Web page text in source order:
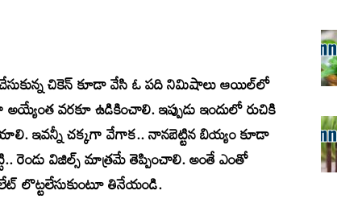
చికెన్ కూడా వేసి ఓ పది నిమిషాలు ఆయిల్‌లో
వరకూ ఉడికించాలి. ఇప్పుడు ఇందులో రుచికి
ఇవన్నీ చక్కగా వేగాక.. నానబెట్టిన బియ్యం కూడా
రెండు విజిల్స్ మాత్రమే తెప్పించాలి. అంతే ఎంతో
లొట్టలేసుకుంటూ తినేయండి.